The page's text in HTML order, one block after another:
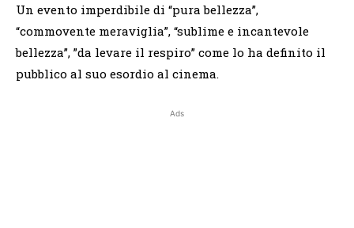
Un evento imperdibile di “pura bellezza”,
“commovente meraviglia”, “sublime e incantevole
bellezza”, ”da levare il respiro” come lo ha definito il
pubblico al suo esordio al cinema.
Ads